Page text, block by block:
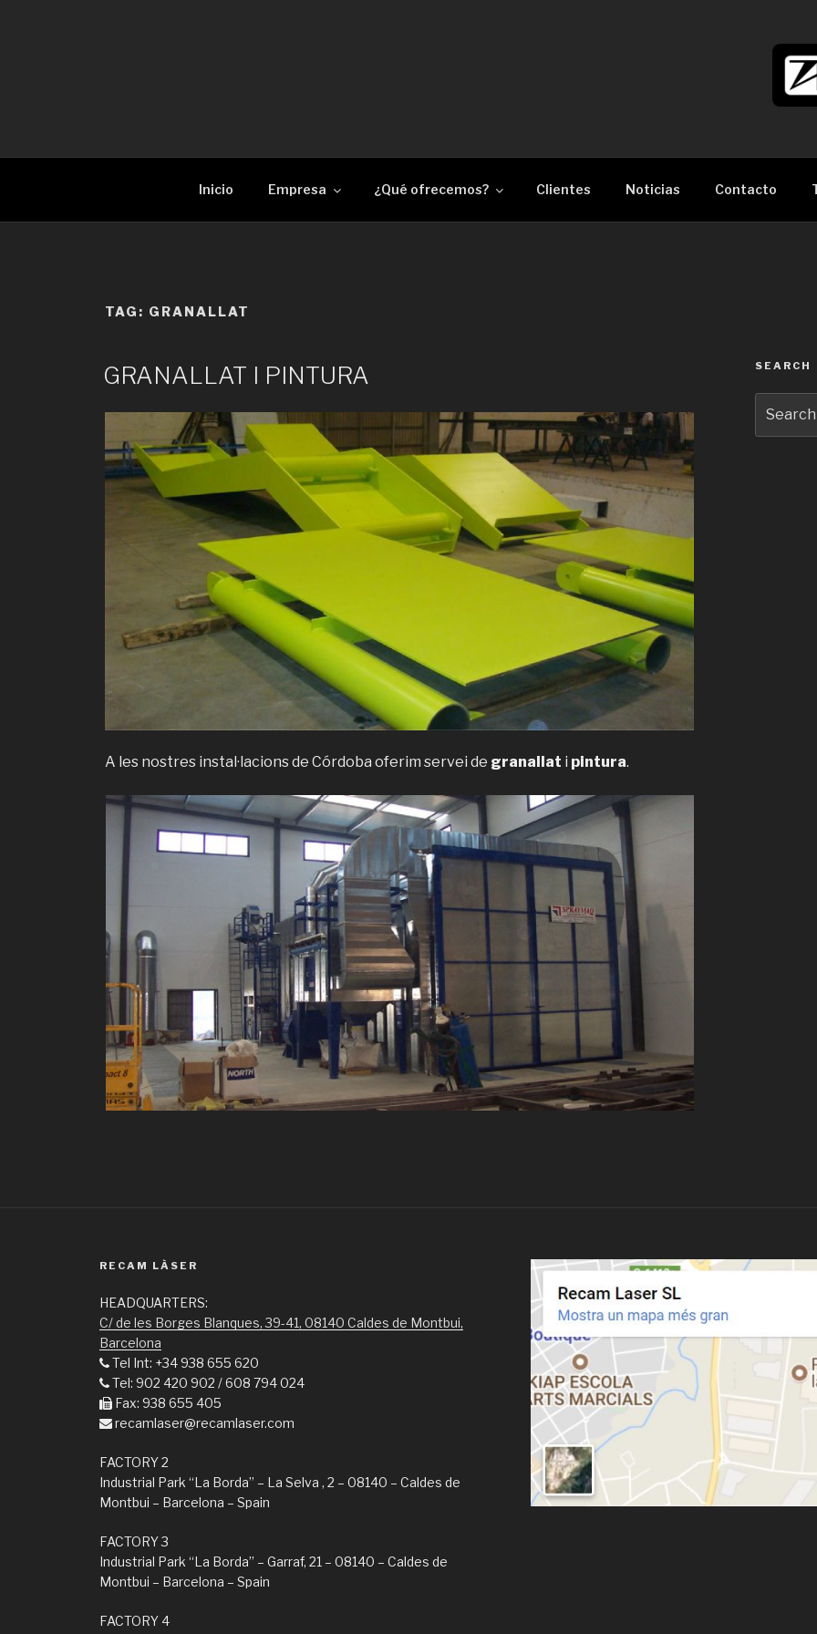
Inicio Empresa ¿Qué ofrecemos? Clientes Noticias Contacto
TAG: GRANALLAT
GRANALLAT I PINTURA
A les nostres instal·lacions de Córdoba oferim servei de granallat i pintura.
SEARCH
for:
RECAM LÀSER
HEADQUARTERS:
C/ de les Borges Blanques, 39-41, 08140 Caldes de Montbui,
Barcelona
Tel Int: +34 938 655 620
Tel: 902 420 902 / 608 794 024
Fax: 938 655 405
recamlaser@recamlaser.com
FACTORY 2
Industrial Park “La Borda” – La Selva , 2 – 08140 – Caldes de
Montbui – Barcelona – Spain
FACTORY 3
Industrial Park “La Borda” – Garraf, 21 – 08140 – Caldes de
Montbui – Barcelona – Spain
FACTORY 4